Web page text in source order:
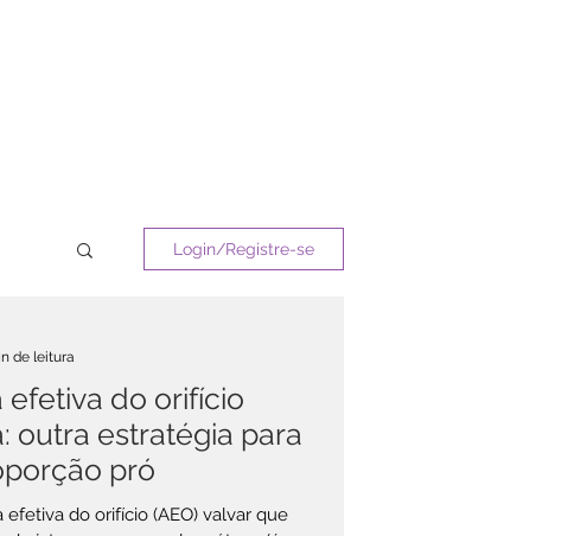
Login/Registre-se
efetiva do orifício
outra estratégia para
pró
do orifício (AEO) valvar que
de leitura